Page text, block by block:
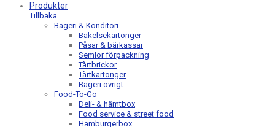
Produkter
Tillbaka
Bageri & Konditori
Bakelsekartonger
Påsar & bärkassar
Semlor förpackning
Tårtbrickor
Tårtkartonger
Bageri övrigt
Food-To-Go
Deli- & hämtbox
Food service & street food
Hamburgerbox